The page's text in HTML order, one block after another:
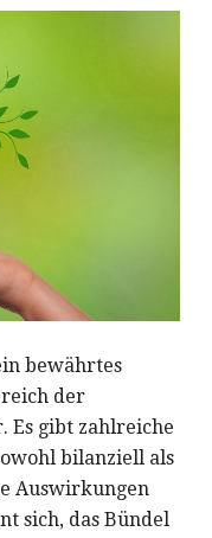
bewährtes
der
Es gibt zahlreiche
bilanziell als
Auswirkungen
sich, das Bündel